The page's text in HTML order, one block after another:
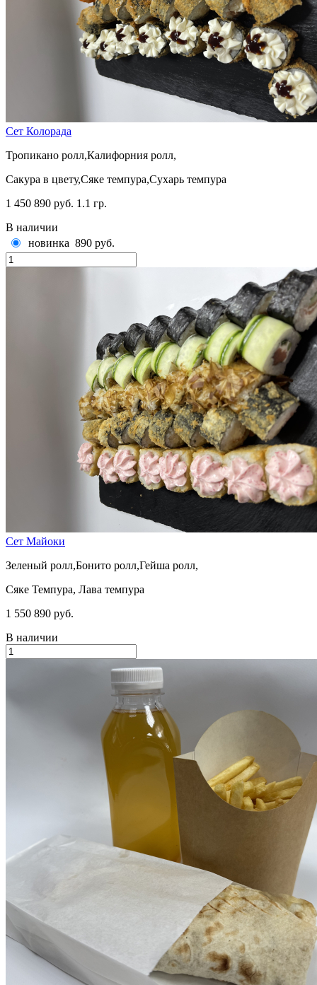
Сет Колорада
Тропикано ролл,Калифорния ролл,
Сакура в цвету,Сяке темпура,Сухарь темпура
1 450 890 руб. 1.1 гр.
В наличии
новинка 890 руб.
Сет Майоки
Зеленый ролл,Бонито ролл,Гейша ролл,
Сяке Темпура, Лава темпура
1 550 890 руб.
В наличии